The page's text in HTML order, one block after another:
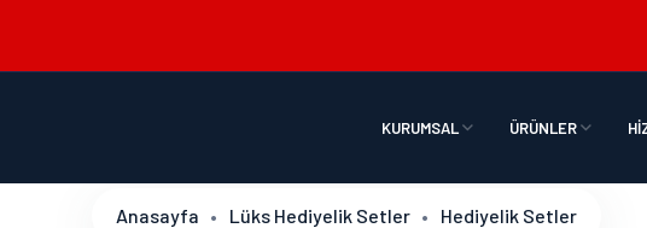
KURUMSAL ÜRÜNLER
Anasayfa Lüks Hediyelik Setler Hediyelik Setler